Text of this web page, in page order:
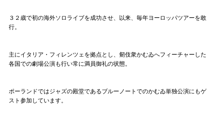
３２歳で初の海外ソロライブを成功させ、以来、毎年ヨーロッパツアーを敢
行。
主にイタリア・フィレンツェを拠点とし、剱伎衆かむゐへフィーチャーした
各国での劇場公演も行い常に満員御礼の状態。
ポーランドではジャズの殿堂であるブルーノートでのかむゐ単独公演にもゲ
スト参加しています。